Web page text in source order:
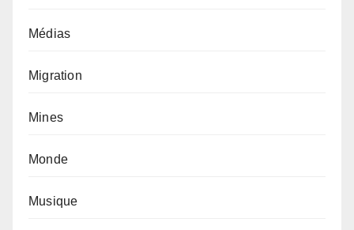
Médias
Migration
Mines
Monde
Musique